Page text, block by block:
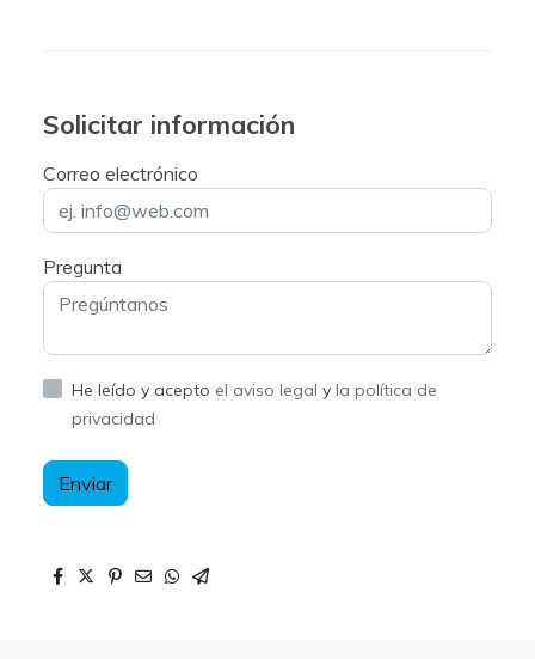
Solicitar información
Correo electrónico
Pregunta
He leído y acepto el aviso legal y la política de
privacidad
Enviar